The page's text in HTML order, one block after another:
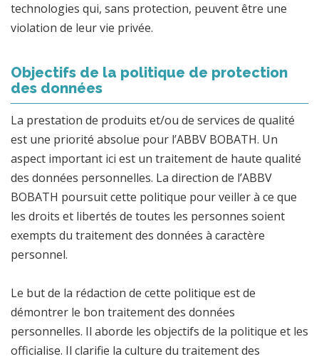
technologies qui, sans protection, peuvent être une
violation de leur vie privée.
Objectifs de la politique de protection
des données
La prestation de produits et/ou de services de qualité
est une priorité absolue pour l’ABBV BOBATH. Un
aspect important ici est un traitement de haute qualité
des données personnelles. La direction de l’ABBV
BOBATH poursuit cette politique pour veiller à ce que
les droits et libertés de toutes les personnes soient
exempts du traitement des données à caractère
personnel.
Le but de la rédaction de cette politique est de
démontrer le bon traitement des données
personnelles. Il aborde les objectifs de la politique et les
officialise. Il clarifie la culture du traitement des